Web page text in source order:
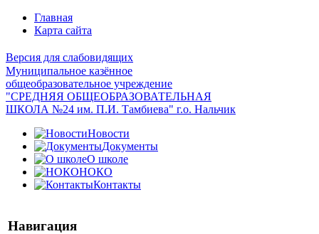
Главная
Карта сайта
Версия для слабовидящих
Муниципальное казённое
общеобразовательное учреждение
"СРЕДНЯЯ ОБЩЕОБРАЗОВАТЕЛЬНАЯ
ШКОЛА №24 им. П.И. Тамбиева" г.о. Нальчик
Новости
Документы
О школе
НОКО
Контакты
Навигация